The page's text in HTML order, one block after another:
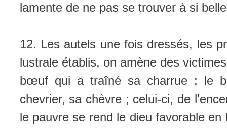
lamente de ne pas se trouver à si
12. Les autels une fois dressés, les
lustrale établis, on amène des
bœuf qui a traîné sa charrue ; le
chevrier, sa chèvre ; celui-ci, de
le pauvre se rend le dieu favorable